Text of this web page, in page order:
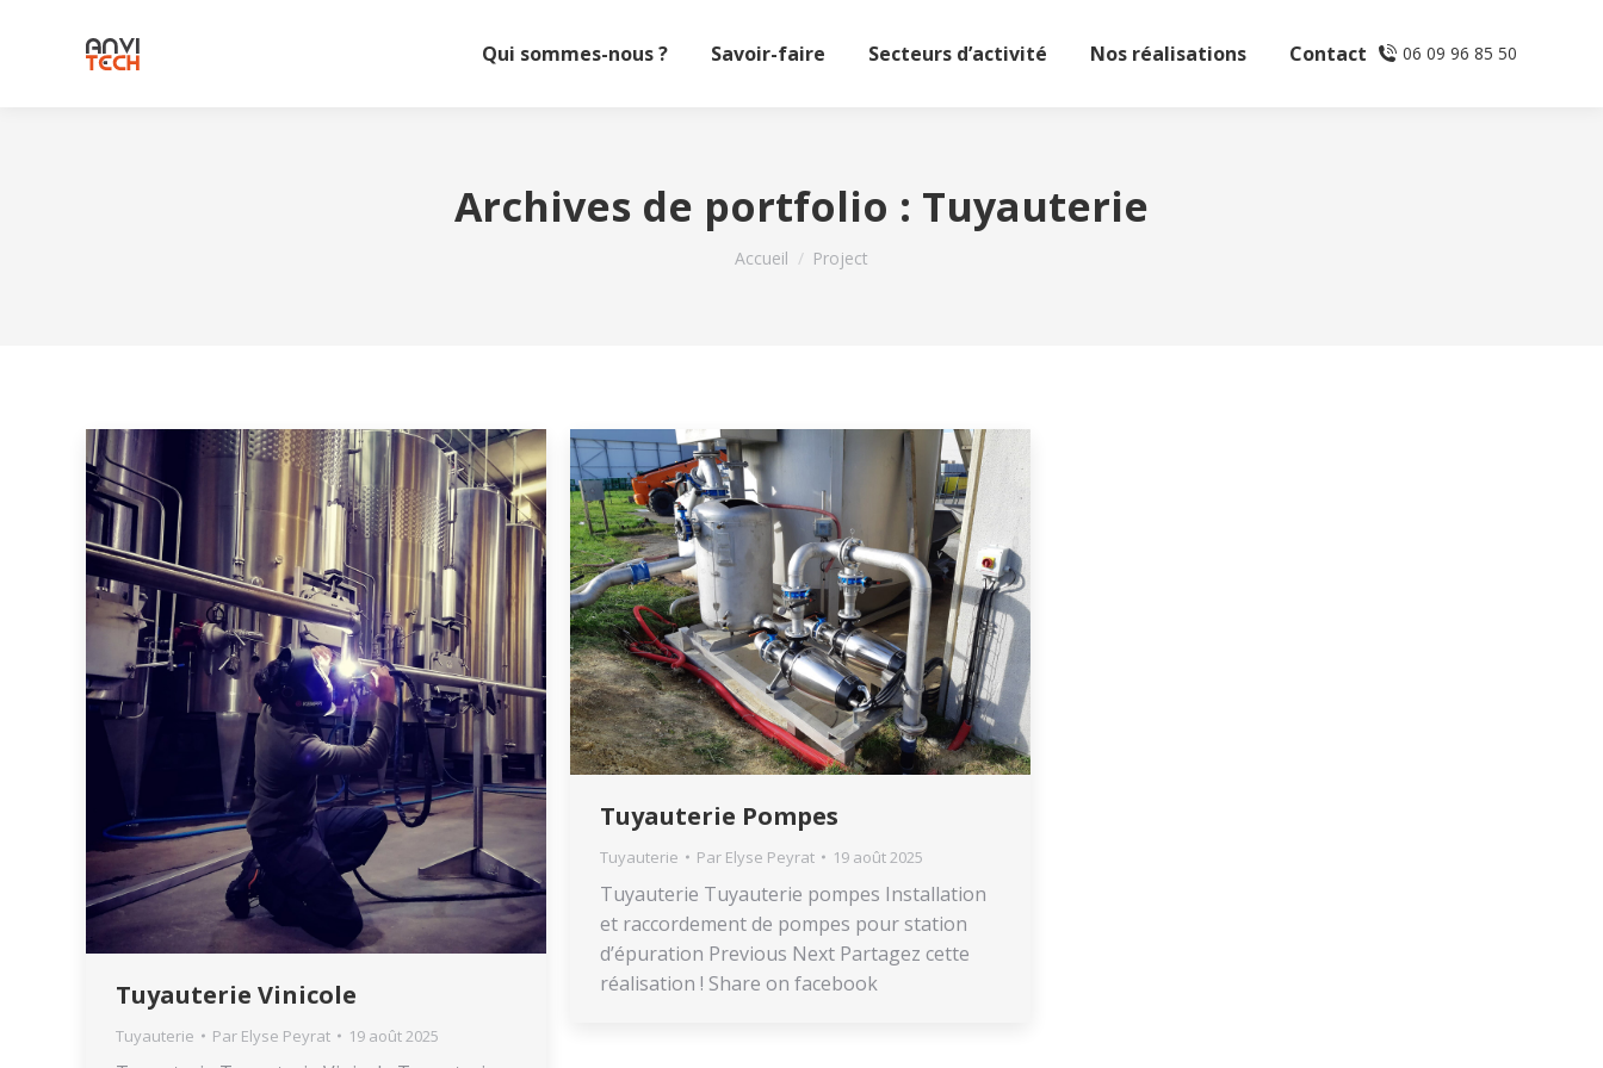
Qui sommes-nous ? Savoir-faire Secteurs d’activité Nos réalisations Contact 06 09 96 85 50
Archives de portfolio : Tuyauterie
Vous êtes ici :
Accueil Project
Tuyauterie Vinicole
Tuyauterie Par Elyse Peyrat 19 août 2025
Tuyauterie Pompes
Tuyauterie Par Elyse Peyrat 19 août 2025
Tuyauterie Tuyauterie pompes Installation
et raccordement de pompes pour station
d’épuration Previous Next Partagez cette
réalisation ! Share on facebook